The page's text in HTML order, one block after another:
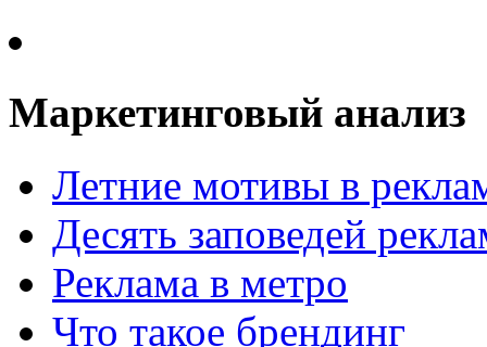
Маркетинговый анализ
Летние мотивы в
Десять заповедей
Реклама в метро
Что такое брендинг